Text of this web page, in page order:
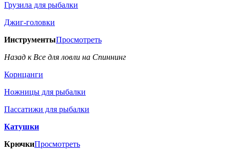
Грузила для рыбалки
Джиг-головки
ИнструментыПросмотреть
Назад к Все для ловли на Спиннинг
Корнцанги
Ножницы для рыбалки
Пассатижи для рыбалки
Катушки
КрючкиПросмотреть